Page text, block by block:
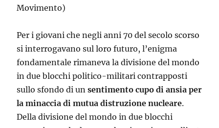
Movimento)
Per i giovani che negli anni 70 del secolo scorso
si interrogavano sul loro futuro, l’enigma
fondamentale rimaneva la divisione del mondo
in due blocchi politico-militari contrapposti
sullo sfondo di un sentimento cupo di ansia per
la minaccia di mutua distruzione nucleare.
Della divisione del mondo in due blocchi